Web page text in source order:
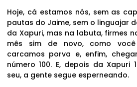
Hoje, cá estamos nós, sem as
pautas do Jaime, sem o linguajar
da Xapuri, mas na labuta, firmes
mês sim de novo, como você
carcamos porva e, enfim,
número 100. E, depois da Xapuri
seu, a gente segue esperneando.